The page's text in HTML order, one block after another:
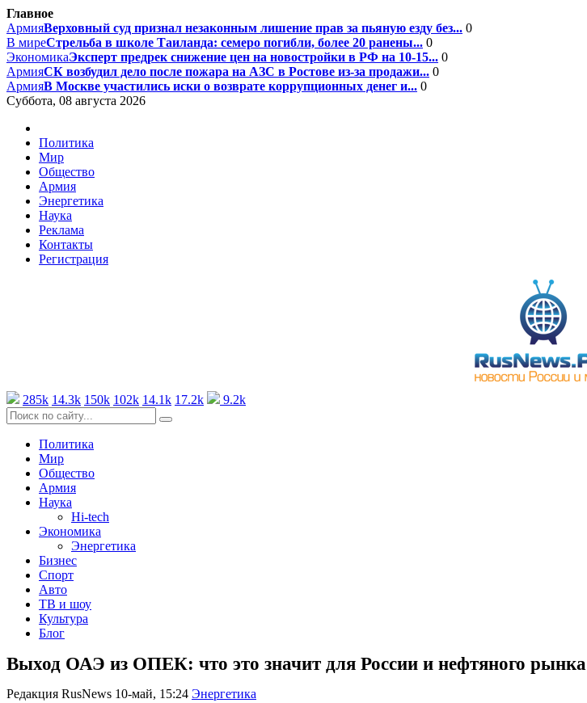
Главное
АрмияВерховный суд признал незаконным лишение прав за пьяную езду без... 0
В миреСтрельба в школе Таиланда: семеро погибли, более 20 ранены... 0
ЭкономикаЭксперт предрек снижение цен на новостройки в РФ на 10-15... 0
АрмияСК возбудил дело после пожара на АЗС в Ростове из-за продажи... 0
АрмияВ Москве участились иски о возврате коррупционных денег и... 0
Суббота, 08 августа 2026
Политика
Мир
Общество
Армия
Энергетика
Наука
Реклама
Контакты
Регистрация
285k 14.3k 150k 102k 14.1k 17.2k 9.2k
Политика
Мир
Общество
Армия
Наука
Hi-tech
Экономика
Энергетика
Бизнес
Спорт
Авто
ТВ и шоу
Культура
Блог
Выход ОАЭ из ОПЕК: что это значит для России и нефтяного рынка
Редакция RusNews 10-май, 15:24 Энергетика